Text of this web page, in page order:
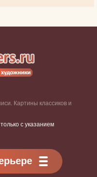
Картины классиков и
с указанием